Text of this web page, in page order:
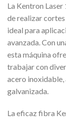
La Kentron
de realizar
ideal para
avanzada. Con
esta máquina
trabajar con
acero inoxidable,
galvanizada.
La eficaz fibra